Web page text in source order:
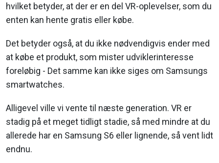
hvilket betyder, at der er en del VR-oplevelser, som du
enten kan hente gratis eller købe.
Det betyder også, at du ikke nødvendigvis ender med
at købe et produkt, som mister udviklerinteresse
foreløbig - Det samme kan ikke siges om Samsungs
smartwatches.
Alligevel ville vi vente til næste generation. VR er
stadig på et meget tidligt stadie, så med mindre at du
allerede har en Samsung S6 eller lignende, så vent lidt
endnu.